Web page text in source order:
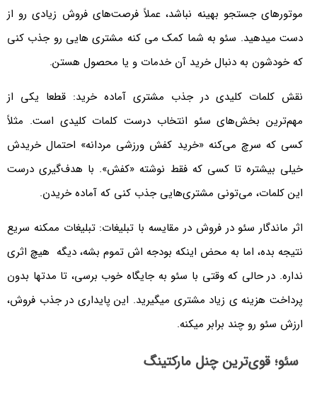
موتورهای جستجو بهینه نباشد، عملاً فرصت‌های فروش زیادی رو از
دست میدهید. سئو به شما کمک می کنه مشتری هایی رو جذب کنی
که خودشون به دنبال خرید آن خدمات و یا محصول هستن.
نقش کلمات کلیدی در جذب مشتری آماده خرید: قطعا یکی از
مهم‌ترین بخش‌های سئو انتخاب درست کلمات کلیدی است. مثلاً
کسی که سرچ می‌کنه «خرید کفش ورزشی مردانه» احتمال خریدش
خیلی بیشتره تا کسی که فقط نوشته «کفش». با هدف‌گیری درست
این کلمات، می‌تونی مشتری‌هایی جذب کنی که آماده خریدن.
اثر ماندگار سئو در فروش در مقایسه با تبلیغات: تبلیغات ممکنه سریع
نتیجه بده، اما به محض اینکه بودجه اش تموم بشه، دیگه هیچ اثری
نداره. در حالی که وقتی با سئو به جایگاه خوب برسی، تا مدتها بدون
پرداخت هزینه ی زیاد مشتری میگیرید. این پایداری در جذب فروش،
ارزش سئو رو چند برابر میکنه.
سئو؛ قوی‌ترین چنل مارکتینگ